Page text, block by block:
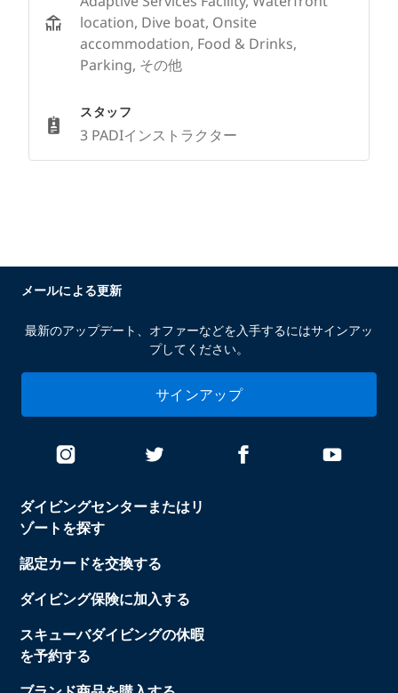
location, Dive boat, Onsite
accommodation, Food & Drinks,
Parking, その他
スタッフ
3 PADIインストラクター
ダイビングセンターまたはリ
ゾートを探す
認定カードを交換する
ダイビング保険に加入する
スキューバダイビングの休暇
を予約する
メールによる更新
最新のアップデート、オファーなどを入手するにはサインアッ
プしてください。
サインアップ